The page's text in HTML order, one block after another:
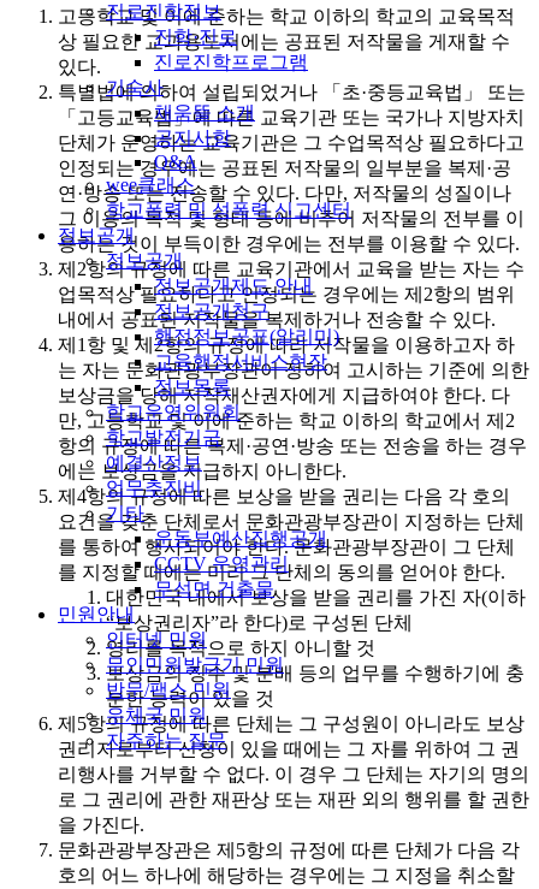
진로진학정보
진학·진로
진로진학프로그램
기숙사
채움뜰 소개
공지사항
Q&A
wee클래스
학교폭력 및 성폭력 신고센터
정보공개
정보공개
정보공개제도 안내
정보공개청구
행정정보공표(알리미)
교육행정서비스현장
정보목록
학교운영위원회
학교발전기금
예결산정보
업무추진비
기타
운동부예산집행공개
CCTV 운영관리
무석면 건출물
민원안내
인터넷 민원
무인민원발급기 민원
방문/팩스 민원
우체국 민원
자주하는 질문
고등학교 및 이에 준하는 학교 이하의 학교의 교육목적
상 필요한 교과용도서에는 공표된 저작물을 게재할 수
있다.
특별법에 의하여 설립되었거나 「초·중등교육법」 또는
「고등교육법」에 따른 교육기관 또는 국가나 지방자치
단체가 운영하는 교육기관은 그 수업목적상 필요하다고
인정되는 경우에는 공표된 저작물의 일부분을 복제·공
연·방송 또는 전송할 수 있다. 다만, 저작물의 성질이나
그 이용의 목적 및 형태 등에 비추어 저작물의 전부를 이
용하는 것이 부득이한 경우에는 전부를 이용할 수 있다.
제2항의 규정에 따른 교육기관에서 교육을 받는 자는 수
업목적상 필요하다고 인정되는 경우에는 제2항의 범위
내에서 공표된 저작물을 복제하거나 전송할 수 있다.
제1항 및 제2항의 규정에 따라 저작물을 이용하고자 하
는 자는 문화관광부장관이 정하여 고시하는 기준에 의한
보상금을 당해 저작재산권자에게 지급하여야 한다. 다
만, 고등학교 및 이에 준하는 학교 이하의 학교에서 제2
항의 규정에 따른 복제·공연·방송 또는 전송을 하는 경우
에는 보상금을 지급하지 아니한다.
제4항의 규정에 따른 보상을 받을 권리는 다음 각 호의
요건을 갖춘 단체로서 문화관광부장관이 지정하는 단체
를 통하여 행사되어야 한다. 문화관광부장관이 그 단체
를 지정할 때에는 미리 그 단체의 동의를 얻어야 한다.
대한민국 내에서 보상을 받을 권리를 가진 자(이하
“보상권리자”라 한다)로 구성된 단체
영리를 목적으로 하지 아니할 것
보상금의 징수 및 분배 등의 업무를 수행하기에 충
분한 능력이 있을 것
제5항의 규정에 따른 단체는 그 구성원이 아니라도 보상
권리자로부터 신청이 있을 때에는 그 자를 위하여 그 권
리행사를 거부할 수 없다. 이 경우 그 단체는 자기의 명의
로 그 권리에 관한 재판상 또는 재판 외의 행위를 할 권한
을 가진다.
문화관광부장관은 제5항의 규정에 따른 단체가 다음 각
호의 어느 하나에 해당하는 경우에는 그 지정을 취소할